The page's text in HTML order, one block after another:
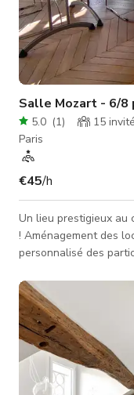
Salle Mozart - 6/8
5.0 (1) 15
Paris
€45/h
Un lieu prestigieux au
! Aménagement des
personnalisé des
café… service en chambre). Veuillez noter que la
pas encore incluse
question, veuillez